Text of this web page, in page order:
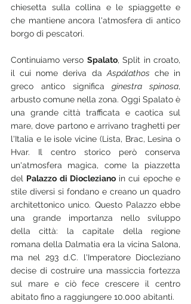
chiesetta sulla collina e le spiaggette e
che mantiene ancora l'atmosfera di antico
borgo di pescatori.
Continuiamo verso Spalato, Split in croato,
il cui nome deriva da Aspálathos che in
greco antico significa ginestra spinosa,
arbusto comune nella zona. Oggi Spalato è
una grande città trafficata e caotica sul
mare, dove partono e arrivano traghetti per
l'Italia e le isole vicine (Lista, Brac, Lesina o
Hvar. Il centro storico però conserva
un'atmosfera magica, come la piazzetta
del Palazzo di Diocleziano in cui epoche e
stile diversi si fondano e creano un quadro
architettonico unico. Questo Palazzo ebbe
una grande importanza nello sviluppo
della città: la capitale della regione
romana della Dalmatia era la vicina Salona,
ma nel 293 d.C. l'Imperatore Diocleziano
decise di costruire una massiccia fortezza
sul mare e ciò fece crescere il centro
abitato fino a raggiungere 10.000 abitanti.